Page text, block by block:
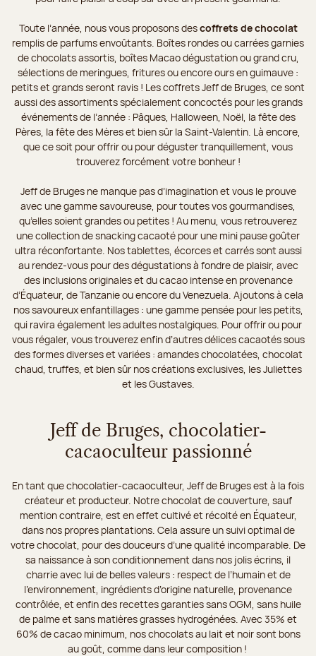
Toute l’année, nous vous proposons descoffrets de chocolat
remplis de parfums envoûtants. Boîtes rondes ou carrées garnies
de chocolats assortis, boîtes Macao dégustation ou grand cru,
sélections de meringues, fritures ou encore ours en guimauve :
petits et grands seront ravis ! Les coffrets Jeff de Bruges, ce sont
aussi des assortiments spécialement concoctés pour les grands
événements de l’année : Pâques, Halloween, Noël, la fête des
Pères, la fête des Mères et bien sûr la Saint-Valentin. Là encore,
que ce soit pour offrir ou pour déguster tranquillement, vous
trouverez forcément votre bonheur !
Jeff de Bruges ne manque pas d’imagination et vous le prouve
avec une gamme savoureuse, pour toutes vos gourmandises,
qu’elles soient grandes ou petites ! Au menu, vous retrouverez
une collection de snacking cacaoté pour une mini pause goûter
ultra réconfortante. Nos tablettes, écorces et carrés sont aussi
au rendez-vous pour des dégustations à fondre de plaisir, avec
des inclusions originales et du cacao intense en provenance
d’Équateur, de Tanzanie ou encore du Venezuela. Ajoutons à cela
nos savoureux enfantillages : une gamme pensée pour les petits,
qui ravira également les adultes nostalgiques. Pour offrir ou pour
vous régaler, vous trouverez enfin d’autres délices cacaotés sous
des formes diverses et variées : amandes chocolatées, chocolat
chaud, truffes, et bien sûr nos créations exclusives, les Juliettes
et les Gustaves.
Jeff de Bruges, chocolatier-
cacaoculteur passionné
En tant que chocolatier-cacaoculteur, Jeff de Bruges est à la fois
créateur et producteur. Notre chocolat de couverture, sauf
mention contraire, est en effet cultivé et récolté en Équateur,
dans nos propres plantations. Cela assure un suivi optimal de
votre chocolat, pour des douceurs d’une qualité incomparable. De
sa naissance à son conditionnement dans nos jolis écrins, il
charrie avec lui de belles valeurs : respect de l’humain et de
l’environnement, ingrédients d’origine naturelle, provenance
contrôlée, et enfin des recettes garanties sans OGM, sans huile
de palme et sans matières grasses hydrogénées. Avec 35% et
60% de cacao minimum, nos chocolats au lait et noir sont bons
au goût, comme dans leur composition !